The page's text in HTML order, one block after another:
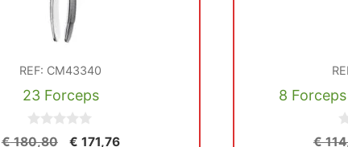
REF: CM43340
23 Forceps
0
€180,80
El
€ 171,76El
8
0
€